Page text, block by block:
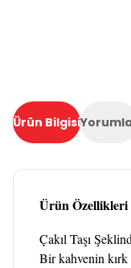
Ürün Bilgisi
Ürün Özellikleri
Çakıl Taşı
Bir kahvenin kırk